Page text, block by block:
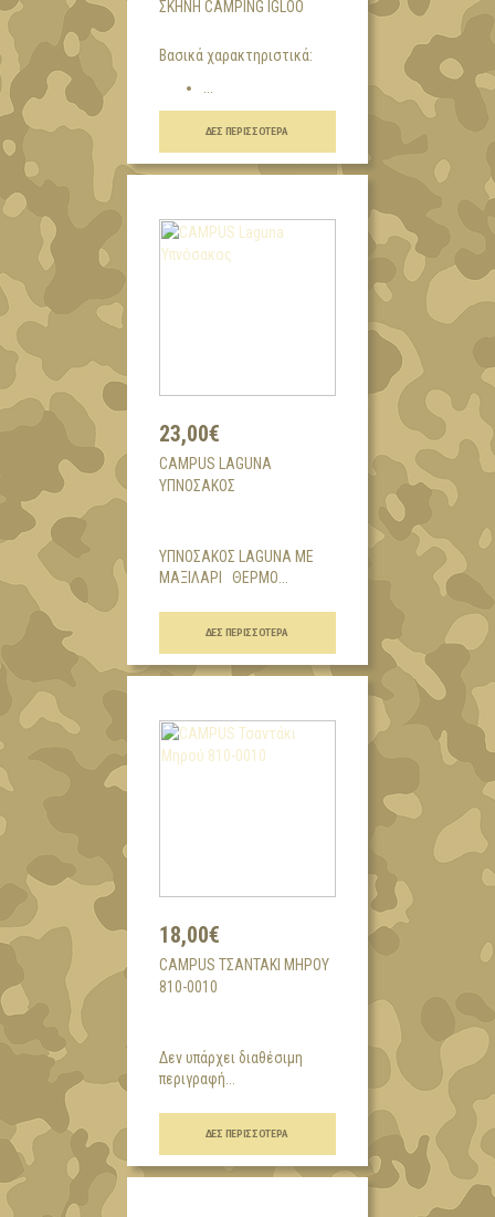
ΣΚΗΝΉ CAMPING IGLOO
Βασικά χαρακτηριστικά:
ΔΕΣ ΠΕΡΙΣΣΌΤΕΡΑ
23,00€
CAMPUS LAGUNA
ΥΠΝΌΣΑΚΟΣ
ΥΠΝΟΣΑΚΟΣ LAGUNA ΜΕ
ΜΑΞΙΛΑΡΙ ΘΕΡΜΟ...
ΔΕΣ ΠΕΡΙΣΣΌΤΕΡΑ
18,00€
CAMPUS ΤΣΑΝΤΆΚΙ ΜΗΡΟΎ
810-0010
Δεν υπάρχει διαθέσιμη
περιγραφή...
ΔΕΣ ΠΕΡΙΣΣΌΤΕΡΑ